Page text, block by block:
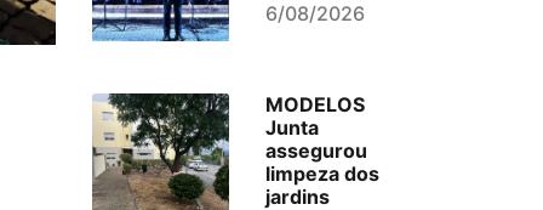
6/08/2026
MODELOS
Junta
assegurou
limpeza dos
jardins